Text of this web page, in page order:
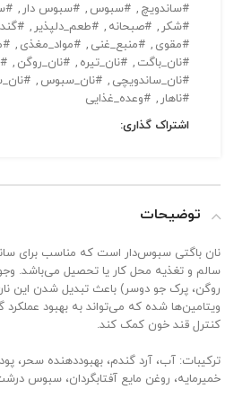
#ساندویچ , #سبوس , #سبوس دار ,
#شکر , #صبحانه , #طعم_دلپذیر ,
#مقوی , #منبع_غنی , #مواد_مغذی ,
#نان_باگت , #نان_تیره , #نان_روگن ,
#نان_ساندویچی , #نان_سبوس ,
#ناهار , #وعده_غذایی
اشتراک گذاری:
توضیحات
نان باگتی سبوس‌دار است که مناسب برای
سالم و تغذیه محل کار یا تحصیل می‌باشد.
روگن، پرک جو دوسر) باعث تبدیل شدن این
ویتامین‌ها شده که می‌تواند به بهبود
کنترل قند خون کمک کند.
ترکیبات: آب، آرد گندم، بهبوددهنده سحر،
خمیرمایه، روغن مایع آفتابگردان، سبوس